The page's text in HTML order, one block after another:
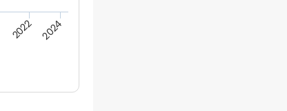
2022 2024